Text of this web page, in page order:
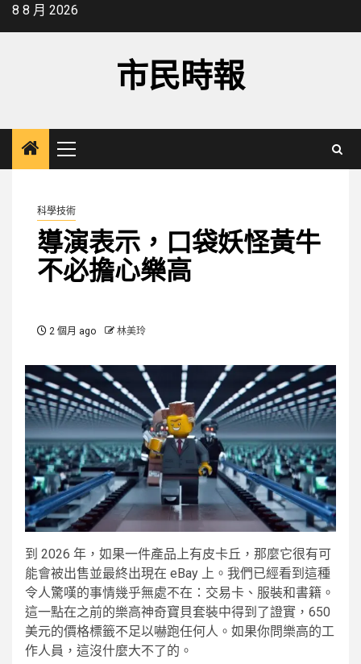
Skip8 8 月 2026
市民時報
Primary
Menu
科學技術
導演表示，口袋妖怪黃牛
不必擔心樂高
2 個月 ago 林美玲
到 2026 年，如果一件產品上有皮卡丘，那麼它很有可
能會被出售並最終出現在 eBay 上。我們已經看到這種
令人驚嘆的事情幾乎無處不在：交易卡、服裝和書籍。
這一點在之前的樂高神奇寶貝套裝中得到了證實，650
美元的價格標籤不足以嚇跑任何人。如果你問樂高的工
作人員，這沒什麼大不了的。